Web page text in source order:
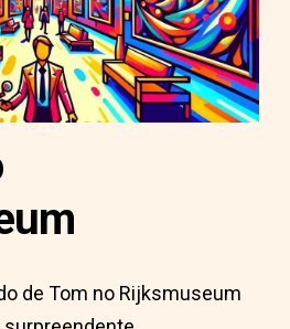
de Tom no Rijksmuseum